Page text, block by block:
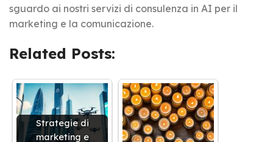
sguardo ai nostri servizi di consulenza in AI per il
marketing e la comunicazione.
Related Posts:
Strategie di
marketing e